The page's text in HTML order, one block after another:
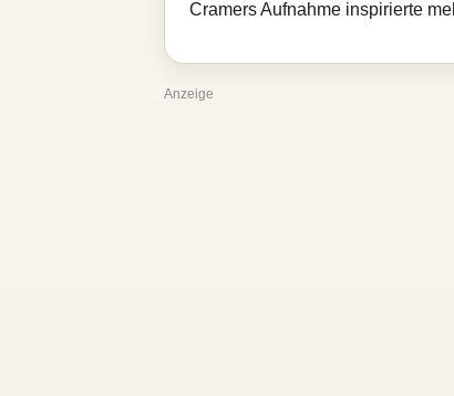
Cramers Aufnahme inspirierte
Anzeige